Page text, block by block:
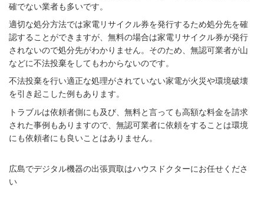
確でない業者も多いです。
適切な処分方法では家電リサイクル券を発行するため処分先を確
認することができますが、無料の場合は家電リサイクル券が発行
されないので処分先がわかりません。そのため、無認可業者が山
などに不法投棄をしてもわからないのです。
不法投棄を行い適正な処理がされていない家電が火災や環境破壊
を引き起こした例もあります。
トラブルは依頼者側にも及び、無料と言っても高額な料金を請求
された事例もありますので、無認可業者に依頼をすることは環境
にも依頼者にも良いことはありません。
広島でデジタル機器の出張買取はハウスドクターにお任せくださ
い